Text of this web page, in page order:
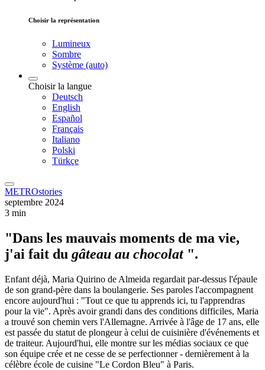
Choisir la représentation
Lumineux
Sombre
Système (auto)
Choisir la langue
Deutsch
English
Español
Français
Italiano
Polski
Türkçe
METROstories
septembre 2024
3 min
"Dans les mauvais moments de ma vie,
j'ai fait du gâteau au chocolat".
Enfant déjà, Maria Quirino de Almeida regardait par-dessus l'épaule
de son grand-père dans la boulangerie. Ses paroles l'accompagnent
encore aujourd'hui : "Tout ce que tu apprends ici, tu l'apprendras
pour la vie". Après avoir grandi dans des conditions difficiles, Maria
a trouvé son chemin vers l'Allemagne. Arrivée à l'âge de 17 ans, elle
est passée du statut de plongeur à celui de cuisinière d'événements et
de traiteur. Aujourd'hui, elle montre sur les médias sociaux ce que
son équipe crée et ne cesse de se perfectionner - dernièrement à la
célèbre école de cuisine "Le Cordon Bleu" à Paris.